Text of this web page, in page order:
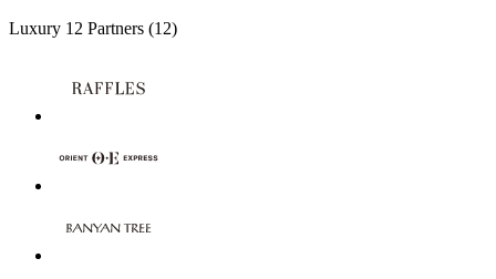
Luxury 12 Partners (12)